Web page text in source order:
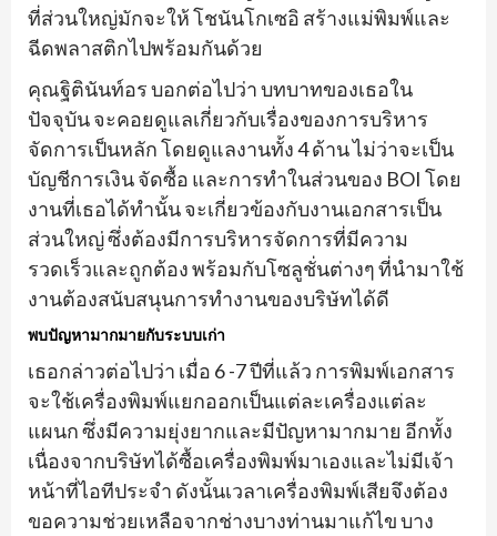
ที่ส่วนใหญ่มักจะให้ โชนันโกเซอิ สร้างแม่พิมพ์และ
ฉีดพลาสติกไปพร้อมกันด้วย
คุณฐิตินันท์อร บอกต่อไปว่า บทบาทของเธอใน
ปัจจุบัน จะคอยดูแลเกี่ยวกับเรื่องของการบริหาร
จัดการเป็นหลัก โดยดูแลงานทั้ง 4 ด้าน ไม่ว่าจะเป็น
บัญชีการเงิน จัดซื้อ และการทำในส่วนของ BOI โดย
งานที่เธอได้ทำนั้น จะเกี่ยวข้องกับงานเอกสารเป็น
ส่วนใหญ่ ซึ่งต้องมีการบริหารจัดการที่มีความ
รวดเร็วและถูกต้อง พร้อมกับโซลูชั่นต่างๆ ที่นำมาใช้
งานต้องสนับสนุนการทำงานของบริษัทได้ดี
พบปัญหามากมายกับระบบเก่า
เธอกล่าวต่อไปว่า เมื่อ 6 -7 ปีที่แล้ว การพิมพ์เอกสาร
จะใช้เครื่องพิมพ์แยกออกเป็นแต่ละเครื่องแต่ละ
แผนก ซึ่งมีความยุ่งยากและมีปัญหามากมาย อีกทั้ง
เนื่องจากบริษัทได้ซื้อเครื่องพิมพ์มาเองและไม่มีเจ้า
หน้าที่ไอทีประจำ ดังนั้นเวลาเครื่องพิมพ์เสียจึงต้อง
ขอความช่วยเหลือจากช่างบางท่านมาแก้ไข บาง